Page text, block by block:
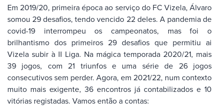
Em 2019/20, primeira época ao serviço do FC Vizela, Álvaro
somou 29 desafios, tendo vencido 22 deles. A pandemia de
covid-19 interrompeu os campeonatos, mas foi o
brilhantismo dos primeiros 29 desafios que permitiu ai
Vizela subir à II Liga. Na mágica temporada 2020/21, mais
39 jogos, com 21 triunfos e uma série de 26 jogos
consecutivos sem perder. Agora, em 2021/22, num contexto
muito mais exigente, 36 encontros já contabilizados e 10
vitórias registadas. Vamos então a contas: